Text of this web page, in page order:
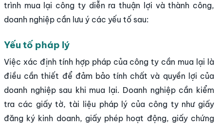
trình mua lại công ty diễn ra thuận lợi và thành công,
doanh nghiệp cần lưu ý các yếu tố sau:
Yếu tố pháp lý
Việc xác định tính hợp pháp của công ty cần mua lại là
điều cần thiết để đảm bảo tính chất và quyền lợi của
doanh nghiệp sau khi mua lại. Doanh nghiệp cần kiểm
tra các giấy tờ, tài liệu pháp lý của công ty như giấy
đăng ký kinh doanh, giấy phép hoạt động, giấy chứng